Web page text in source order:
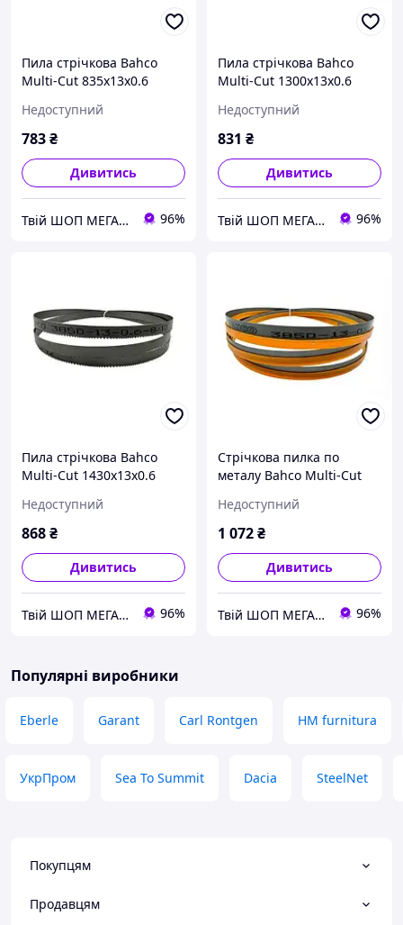
Пила стрічкова Bahco
Multi-Cut 835x13x0.6
Недоступний
783₴
Дивитись
Твій ШОП МЕГА корисних речей "Механік" 96%
Пила стрічкова Bahco
Multi-Cut 1300x13x0.6
Недоступний
831 ₴
Дивитись
Твій ШОП МЕГА корисних речей "Механік" 96%
Пила стрічкова Bahco
Multi-Cut 1430x13x0.6
Недоступний
868₴
Дивитись
Твій ШОП МЕГА корисних речей "Механік" 96%
Стрічкова пилка по
металу Bahco Multi-Cut
Недоступний
1 072₴
Дивитись
Твій ШОП МЕГА корисних речей "Механік" 96%
Популярні виробники
Eberle Garant Carl Rontgen HM furnitura
УкрПром Sea To Summit Dacia SteelNet
Покупцям
Продавцям